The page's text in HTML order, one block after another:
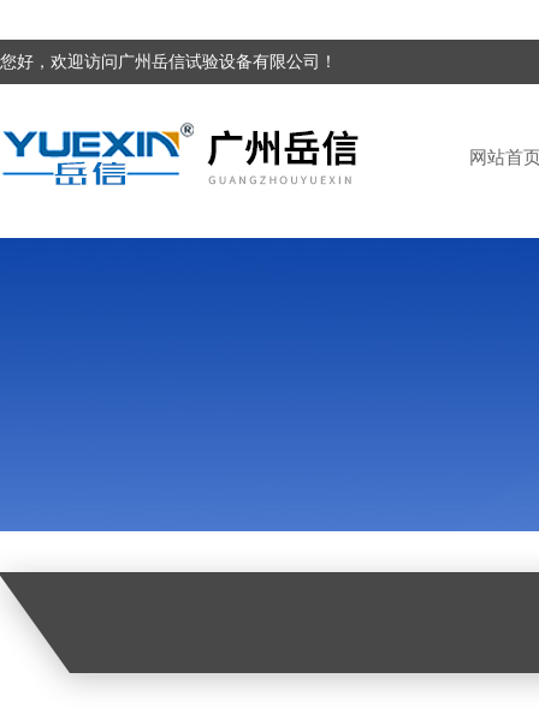
您好，欢迎访问广州岳信试验设备有限公司！
网站首